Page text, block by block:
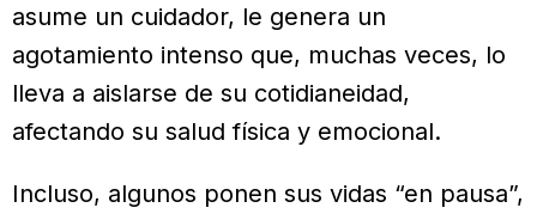
asume un cuidador, le genera un
agotamiento intenso que, muchas veces, lo
lleva a aislarse de su cotidianeidad,
afectando su salud física y emocional.
Incluso, algunos ponen sus vidas “en pausa”,